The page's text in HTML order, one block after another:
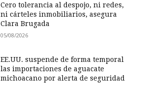
Cero tolerancia al despojo, ni redes,
ni cárteles inmobiliarios, asegura
Clara Brugada
05/08/2026
EE.UU. suspende de forma temporal
las importaciones de aguacate
michoacano por alerta de seguridad